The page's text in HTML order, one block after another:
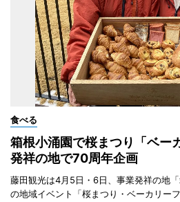
食べる
箱根小涌園で桜まつり「ベ
発祥の地で70周年企画
藤田観光は4月5日・6日、事業発祥の地
の地域イベント「桜まつり・ベーカリー